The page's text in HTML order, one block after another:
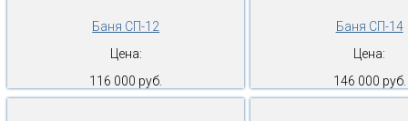
Баня СП-12
Цена:
116 000 руб.
Баня СП-14
Цена:
146 000 руб.